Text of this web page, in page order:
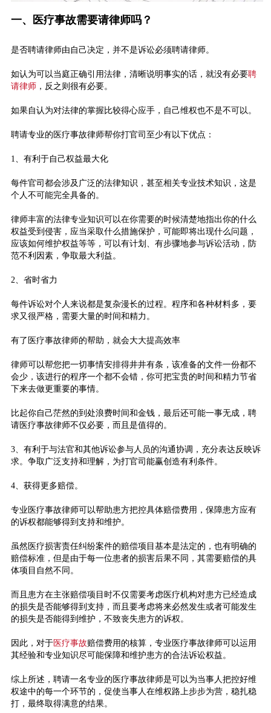
一、医疗事故需要请律师吗？
是否聘请律师由自己决定，并不是诉讼必须聘请律师。
如认为可以当庭正确引用法律，清晰说明事实的话，就没有必要聘
请律师 ，反之则很有必要。
如果自认为对法律的掌握比较得心应手，自己维权也不是不可以。
聘请专业的医疗事故律师帮你打官司至少有以下优点：
1、有利于自己权益最大化
每件官司都会涉及广泛的法律知识，甚至相关专业技术知识，这是
个人不可能完全具备的。
律师丰富的法律专业知识可以在你需要的时候清楚地指出你的什么
权益受到侵害，应当采取什么措施保护，可能即将出现什么问题，
应该如何维护权益等等，可以有计划、有步骤地参与诉讼活动，防
范不利因素，争取最大利益。
2、省时省力
每件诉讼对个人来说都是复杂漫长的过程。程序和各种材料多，要
求又很严格，需要大量的时间和精力。
有了医疗事故律师的帮助，就会大大提高效率
律师可以帮您把一切事情安排得井井有条，该准备的文件一份都不
会少，该进行的程序一个都不会错，你可把宝贵的时间和精力节省
下来去做更重要的事情。
比起你自己茫然的到处浪费时间和金钱，最后还可能一事无成，聘
请医疗事故律师不仅必要，而且是值得的。
3、有利于与法官和其他诉讼参与人员的沟通协调，充分表达反映诉
求。争取广泛支持和理解，为打官司能赢创造有利条件。
4、获得更多赔偿。
专业医疗事故律师可以帮助患方把控具体赔偿费用，保障患方应有
的诉权都能够得到支持和维护。
虽然医疗损害责任纠纷案件的赔偿项目基本是法定的，也有明确的
赔偿标准，但是由于每一位患者的损害后果不同，其需要赔偿的具
体项目自然不同。
而且患方在主张赔偿项目时不仅需要考虑医疗机构对患方已经造成
的损失是否能够得到支持，而且要考虑将来必然发生或者可能发生
的损失是否能得到维护，不致丧失患方的诉权。
因此，对于医疗事故赔偿费用的核算，专业医疗事故律师可以运用
其经验和专业知识尽可能保障和维护患方的合法诉讼权益。
综上所述，聘请一名专业的医疗事故律师是可以为当事人把控好维
权途中的每一个环节的，促使当事人在维权路上步步为营，稳扎稳
打，最终取得满意的结果。